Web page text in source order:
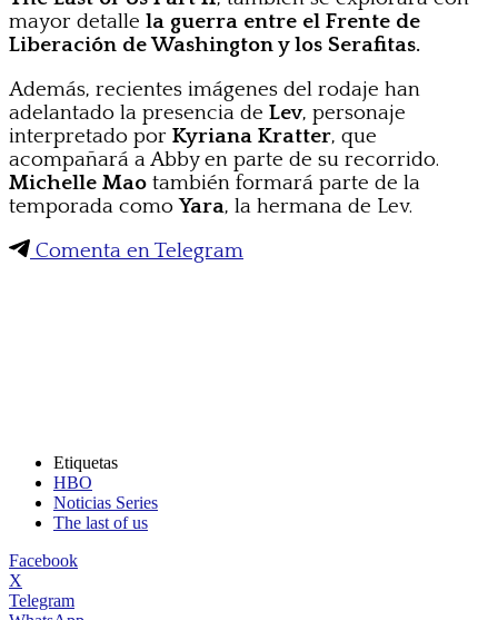
mayor detalle la guerra entre el Frente de
Liberación de Washington y los Serafitas.
Además, recientes imágenes del rodaje han
adelantado la presencia de Lev, personaje
interpretado por Kyriana Kratter, que
acompañará a Abby en parte de su recorrido.
Michelle Mao también formará parte de la
temporada comoYara, la hermana de Lev.
Comenta en Telegram
Etiquetas
HBO
Noticias Series
The last of us
Facebook
X
Telegram